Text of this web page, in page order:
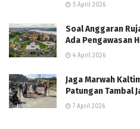
5 April 2026
Soal Anggaran
Ada Pengawasan
4 April 2026
Jaga Marwah
Patungan Tambal
7 April 2026